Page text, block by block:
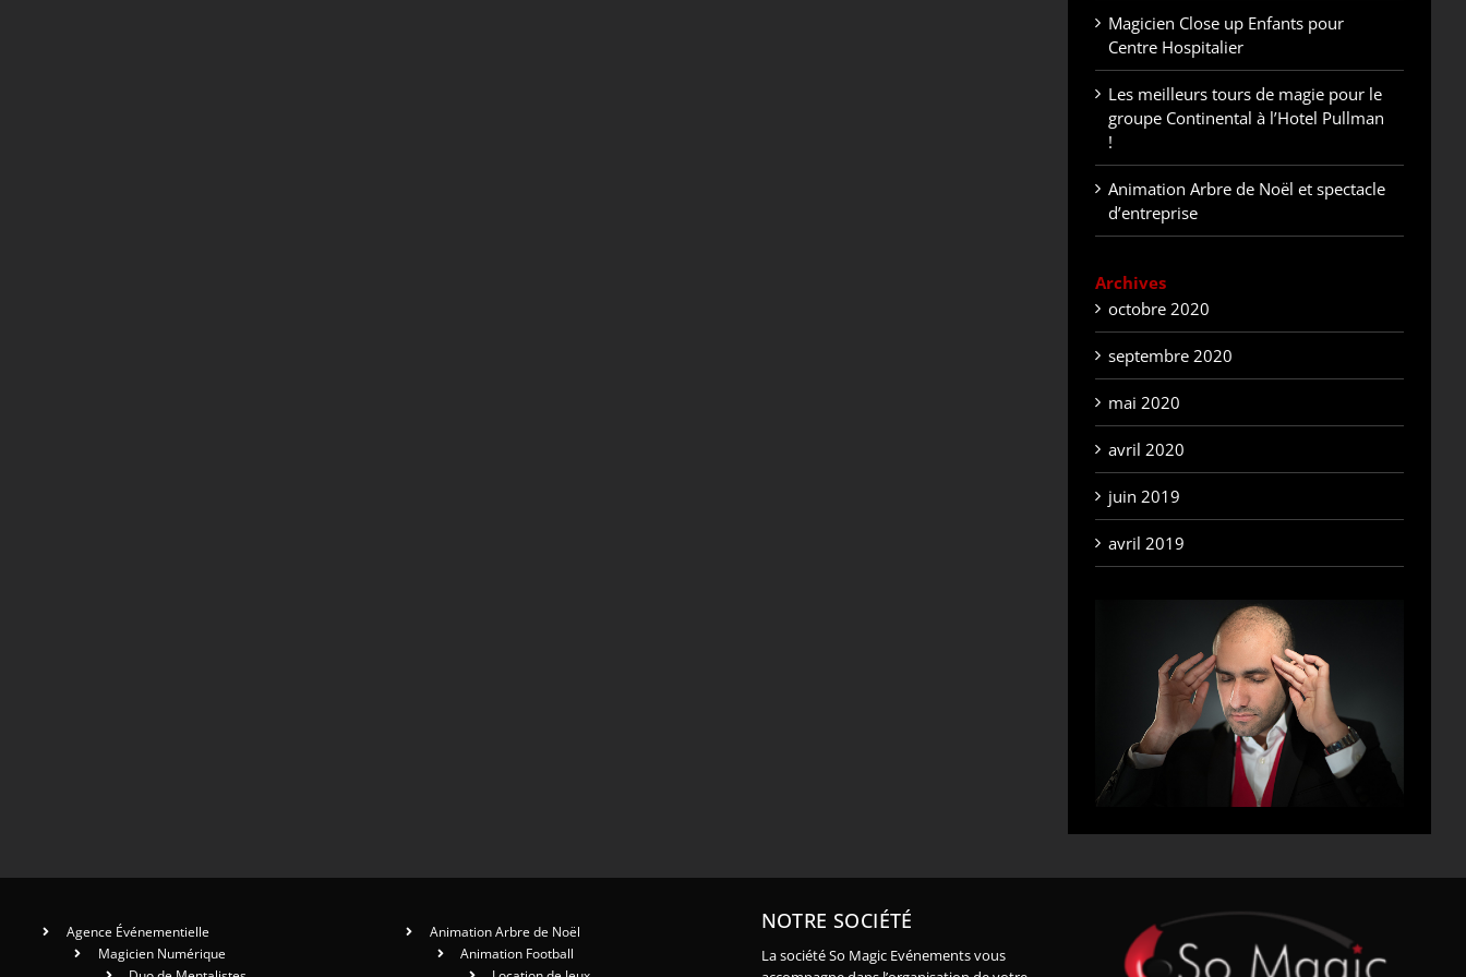
Magicien Close up Enfants pour
Centre Hospitalier
Les meilleurs tours de magie pour le
groupe Continental à l’Hotel Pullman
!
Animation Arbre de Noël et spectacle
d’entreprise
Archives
octobre 2020
septembre 2020
mai 2020
avril 2020
juin 2019
avril 2019
Agence Événementielle
Magicien Numérique
Animation Arbre de Noël
Animation Football
NOTRE SOCIÉTÉ
La société So Magic Evénements vous